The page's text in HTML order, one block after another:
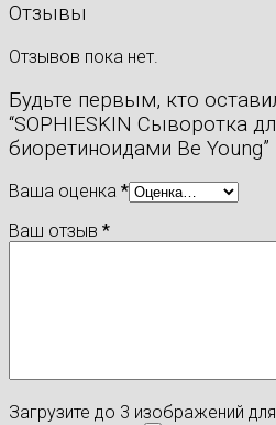
Отзывы
Отзывов пока нет.
Будьте первым, кто
“SOPHIESKIN Сыворотка
биоретиноидами Be Young”
Ваша оценка *
Ваш отзыв *
Загрузите до 3 изображений